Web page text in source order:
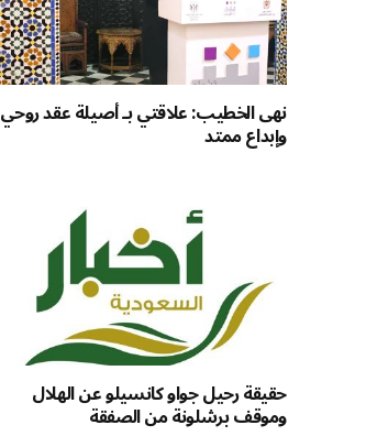
نهى الخطيب: علاقتي بـ أصيلة عقد روحي
وإبداع ممتد
حقيقة رحيل جواو كانسيلو عن الهلال
وموقف برشلونة من الصفقة